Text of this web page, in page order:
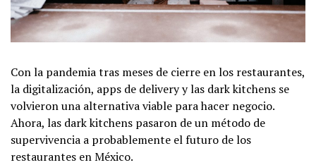
Con la pandemia tras meses de cierre en los restaurantes,
la digitalización, apps de delivery y las dark kitchens se
volvieron una alternativa viable para hacer negocio.
Ahora, las dark kitchens pasaron de un método de
supervivencia a probablemente el futuro de los
restaurantes en México.